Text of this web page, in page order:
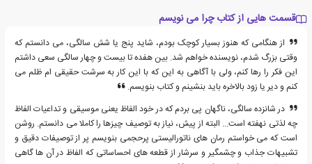
قسمت هایی از کتاب چرا می نویسم
از هنگامی که هنوز بسیار کوچک بودم، شاید پنج یا شش سالگی، می دانستم که
وقتی بزرگ شدم، نویسنده خواهم شد. بین هفده تا بیست و چهار سالگی سعی داشتم
این فکر را رها کنم، ولی با آگاهی به این که با این کار به سرشت حقیقی ام ظلم می
کنم و دیر یا زود بالاخره باید بنشینم و کتاب بنویسم.
در شانزده سالگی، ناگهان پی بردم که در خود الفاظ یعنی موسیقی و تداعیات الفاظ
چه لذتی نهفته است... البته از پیش، نیاز به توصیف چیزها را کاملا می دانستم. روشن
است که می خواستم رمان های ناتورالیستی پرحجمی بنویسم پر از توصیفات دقیق و
تشبیهات جذاب و چشمگیر و سرشار از قطعه های احساساتی که الفاظ در آن ها گاهی